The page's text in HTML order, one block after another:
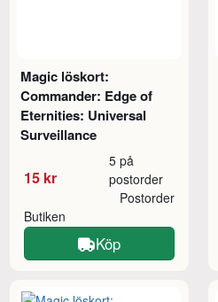
Magic löskort:
Commander: Edge of
Eternities: Universal
Surveillance
15 kr
5 på
postorder
Butiken
Postorder
Köp